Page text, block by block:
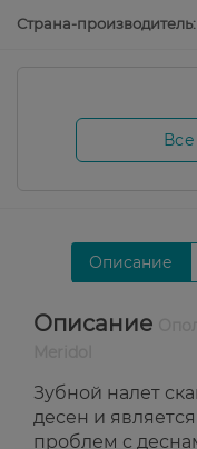
Страна-производитель:
Описание
Описание
Зубной налет
десен и
проблем с